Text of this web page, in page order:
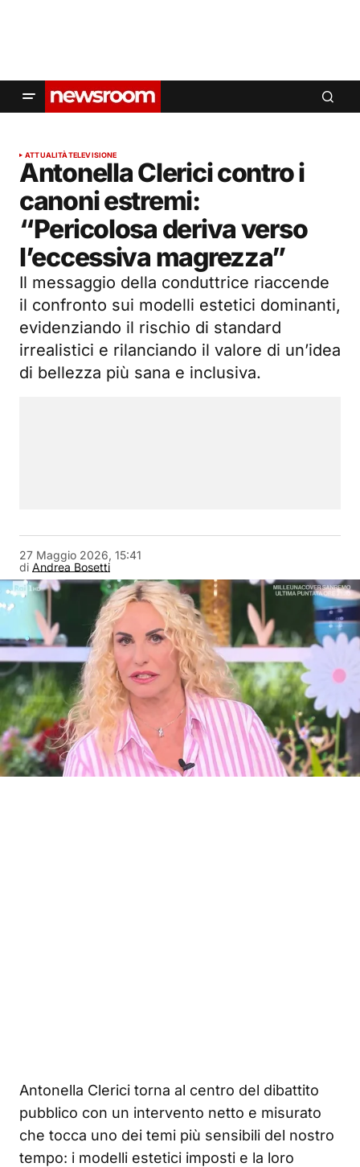
ATTUALITÀTELEVISIONE
Antonella Clerici contro i
canoni estremi:
“Pericolosa deriva verso
l’eccessiva magrezza”
Il messaggio della conduttrice riaccende
il confronto sui modelli estetici dominanti,
evidenziando il rischio di standard
irrealistici e rilanciando il valore di un’idea
di bellezza più sana e inclusiva.
di Andrea Bosetti
27 Maggio 2026, 15:41
Antonella Clerici torna al centro del dibattito
pubblico con un intervento netto e misurato
che tocca uno dei temi più sensibili del nostro
tempo: i modelli estetici imposti e la loro